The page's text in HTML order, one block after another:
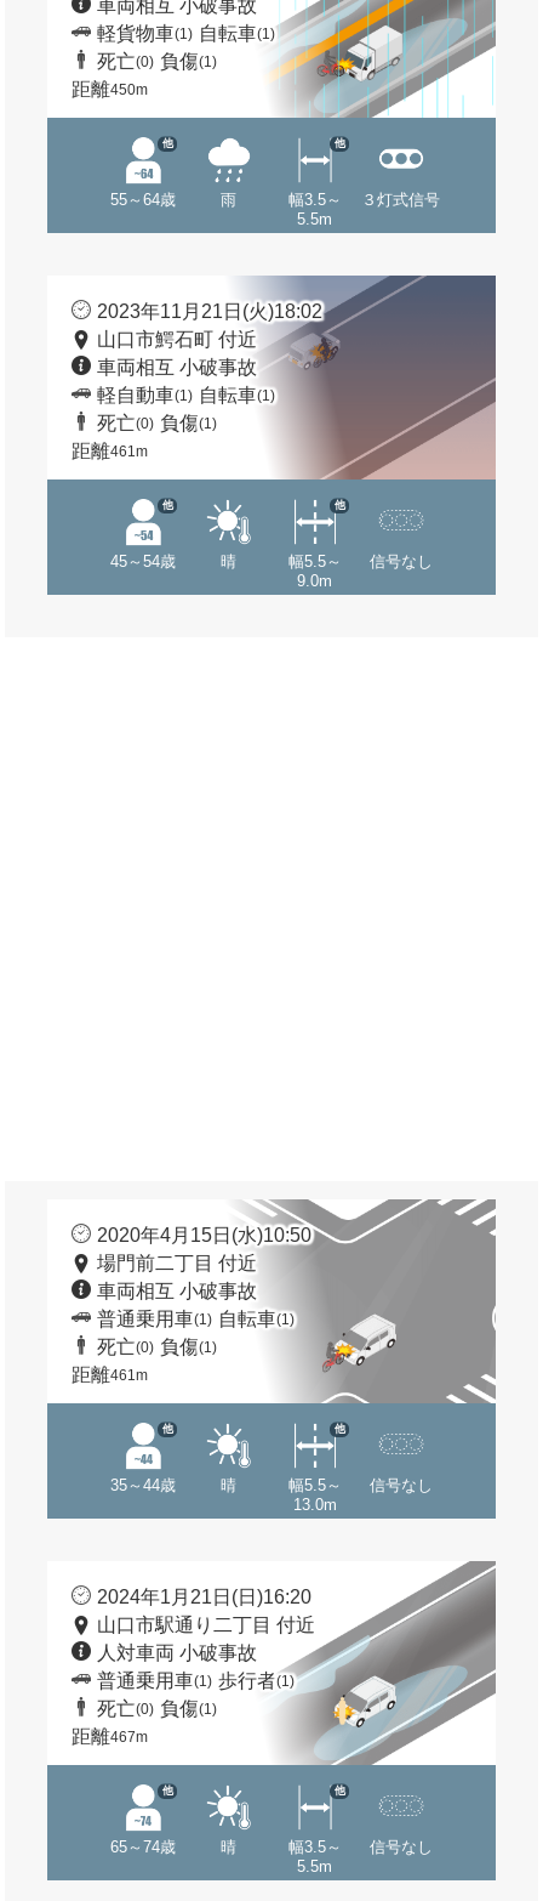
車両相互 小破事故
軽貨物車(1) 自転車(1)
死亡(0) 負傷(1)
距離450m
55～64歳
他
雨
幅3.5～
5.5m
他
３灯式信号
2023年11月21日(火)18:02
山口市鰐石町 付近
車両相互 小破事故
軽自動車(1) 自転車(1)
死亡(0) 負傷(1)
距離461m
45～54歳
他
晴
幅5.5～
9.0m
他
信号なし
2020年4月15日(水)10:50
場門前二丁目 付近
車両相互 小破事故
普通乗用車(1) 自転車(1)
死亡(0) 負傷(1)
距離461m
35～44歳
他
晴
幅5.5～
13.0m
他
信号なし
2024年1月21日(日)16:20
山口市駅通り二丁目 付近
人対車両 小破事故
普通乗用車(1) 歩行者(1)
死亡(0) 負傷(1)
距離467m
65～74歳
他
晴
幅3.5～
5.5m
他
信号なし